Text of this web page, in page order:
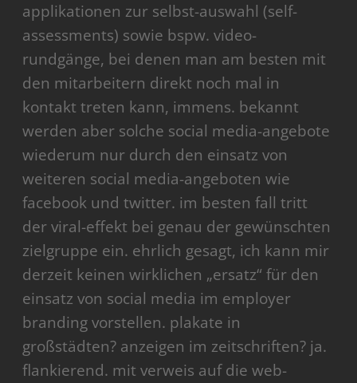
applikationen zur selbst-auswahl (self-
assessments) sowie bspw. video-
rundgänge, bei denen man am besten mit
den mitarbeitern direkt noch mal in
kontakt treten kann, immens. bekannt
werden aber solche social media-angebote
wiederum nur durch den einsatz von
weiteren social media-angeboten wie
facebook und twitter. im besten fall tritt
der viral-effekt bei genau der gewünschten
zielgruppe ein. ehrlich gesagt, ich kann mir
derzeit keinen wirklichen „ersatz“ für den
einsatz von social media im employer
branding vorstellen. plakate in
großstädten? anzeigen im zeitschriften? ja.
flankierend. mit verweis auf die web-